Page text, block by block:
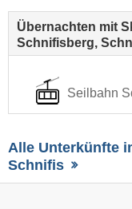
Übernachten mit
Schnifisberg,
Seilbahn
Alle Unterkünfte
Schnifis